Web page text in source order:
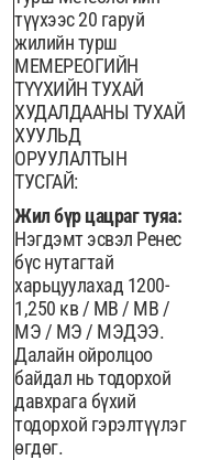
түүхээс 20 гаруй
жилийн турш
МЕМЕРЕОГИЙН
ТҮҮХИЙН ТУХАЙ
ХУДАЛДААНЫ ТУХАЙ
ХУУЛЬД
ОРУУЛАЛТЫН
ТУСГАЙ:
Жил бүр цацраг туяа:
Нэгдэмт эсвэл Ренес
бүс нутагтай
харьцуулахад 1200-
1,250 кв / МВ / МВ /
МЭ / МЭ / МЭДЭЭ.
Далайн ойролцоо
байдал нь тодорхой
давхрага бүхий
тодорхой гэрэлтүүлэг
өгдөг.